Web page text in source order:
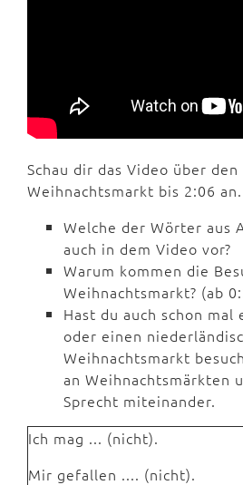
Schau dir das Video über
Weihnachtsmarkt bis 2:06 an.
Welche der Wörter aus
auch in dem Video vor?
Warum kommen die
Weihnachtsmarkt? (ab
Hast du auch schon mal
oder einen
Weihnachtsmarkt
an Weihnachtsmärkten
Sprecht miteinander.
Ich mag ... (nicht).
Mir gefallen .... (nicht).